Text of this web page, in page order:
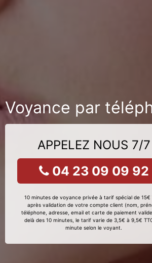
Voyance par
APPELEZ NOUS 7/7
04 23 09 09 92
10 minutes de voyance privée à tarif spécial de 15€
après validation de votre compte client (nom,
téléphone, adresse, email et carte de paiement
delà des 10 minutes, le tarif varie de 3,5€ à 9,5€
minute selon le voyant.